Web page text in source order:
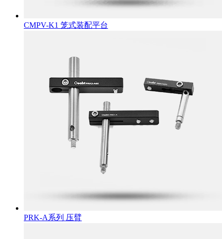
CMPV-K1 笼式装配平台
PRK-A系列 压臂